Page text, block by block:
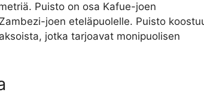
Puisto on osa Kafue-joen
joen eteläpuolelle. Puisto
jotka tarjoavat monipuolisen